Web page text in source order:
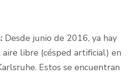
Desde junio de 2016, ya hay
libre (césped artificial) en
Estos se encuentran